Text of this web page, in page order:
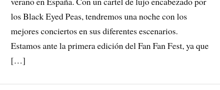
los Black Eyed Peas, tendremos una noche con los
mejores conciertos en sus diferentes escenarios.
Estamos ante la primera edición del Fan Fan Fest, ya que
[…]